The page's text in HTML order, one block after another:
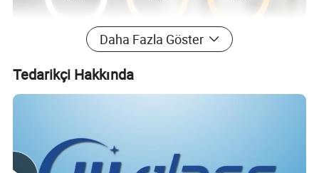
AYRINTILARI GÖSTER:
Daha Fazla Göster
Tedarikçi Hakkında